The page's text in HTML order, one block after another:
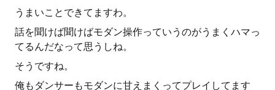
うまいことできてますわ。
話を聞けば聞けばモダン操作っていうのがうまくハマっ
てるんだなって思うしね。
そうですね。
俺もダンサーもモダンに甘えまくってプレイしてます